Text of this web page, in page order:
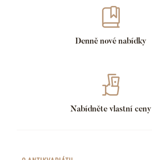
Denně nové nabídky
Nabídněte vlastní ceny